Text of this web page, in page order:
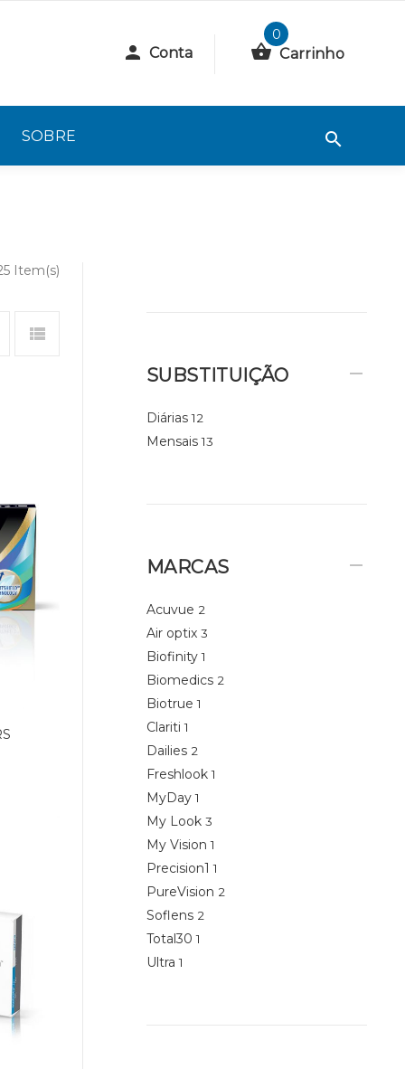
Conta
0
Carrinho
SOBRE
Item(s)
SUBSTITUIÇÃO
Diárias 12
Mensais 13
MARCAS
Acuvue 2
Air optix 3
Biofinity 1
Biomedics 2
Biotrue 1
Clariti 1
Dailies 2
Freshlook 1
MyDay 1
My Look 3
My Vision 1
Precision1 1
PureVision 2
Soflens 2
Total30 1
Ultra 1